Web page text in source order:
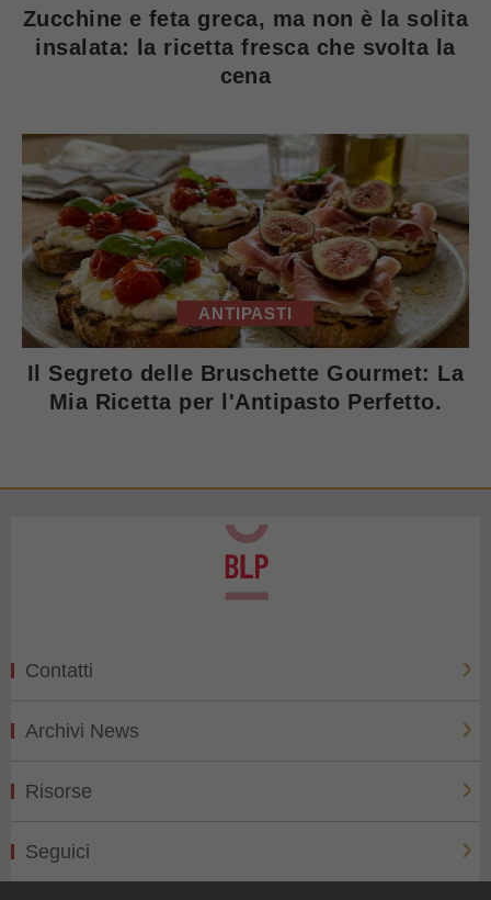
Zucchine e feta greca, ma non è la solita
insalata: la ricetta fresca che svolta la
cena
ANTIPASTI
Il Segreto delle Bruschette Gourmet: La
Mia Ricetta per l'Antipasto Perfetto.
Contatti
Archivi News
Risorse
Seguici